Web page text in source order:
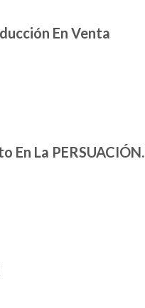
En Venta
En La PERSUACIÓN.